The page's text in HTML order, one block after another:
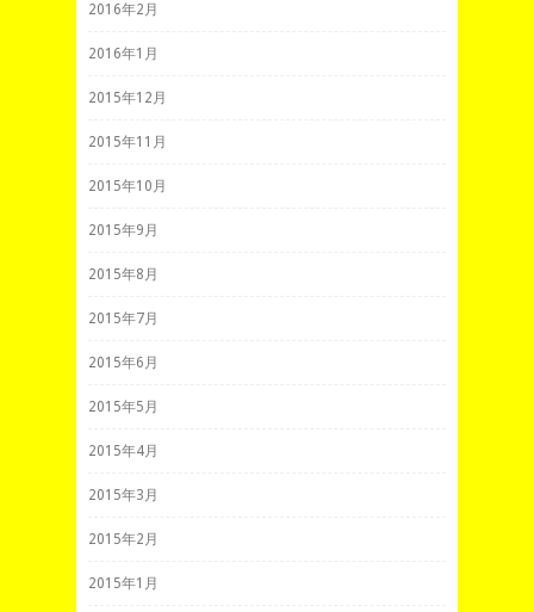
2016年2月
2016年1月
2015年12月
2015年11月
2015年10月
2015年9月
2015年8月
2015年7月
2015年6月
2015年5月
2015年4月
2015年3月
2015年2月
2015年1月